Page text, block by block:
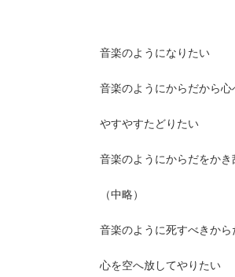
音楽のようになりたい
音楽のようにからだから
やすやすたどりたい
音楽のようにからだをかき
（中略）
音楽のように死すべきか
心を空へ放してやりたい